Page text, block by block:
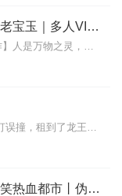
剧情+nice的演播团
蛊真人｜大爱仙尊｜热血｜老宝玉｜多人VIP免费有声剧
内容简介【黑暗文反派流封神之作】人是万物之灵，蛊是天地真精。一个穿越者不断重生的故事。一个养蛊、炼蛊、用蛊的奇特世界。配音组（男角色）老宝玉旁白...
讲读练口，侵删！简介:高小君误打误撞，租到了龙王的房子。房东是个龙王，压力好大。“不好啦敖总，大闸蟹族联合八大蟹族犯上作乱，蟹联军都打到门口啦！”...
第九特区丨头陀渊演播丨搞笑热血都市丨伪戒丨VIP免费多人有声剧